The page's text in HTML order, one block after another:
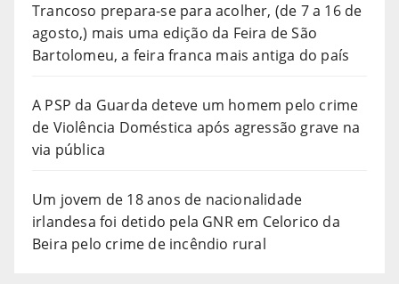
Trancoso prepara-se para acolher, (de 7 a 16 de
agosto,) mais uma edição da Feira de São
Bartolomeu, a feira franca mais antiga do país
A PSP da Guarda deteve um homem pelo crime
de Violência Doméstica após agressão grave na
via pública
Um jovem de 18 anos de nacionalidade
irlandesa foi detido pela GNR em Celorico da
Beira pelo crime de incêndio rural